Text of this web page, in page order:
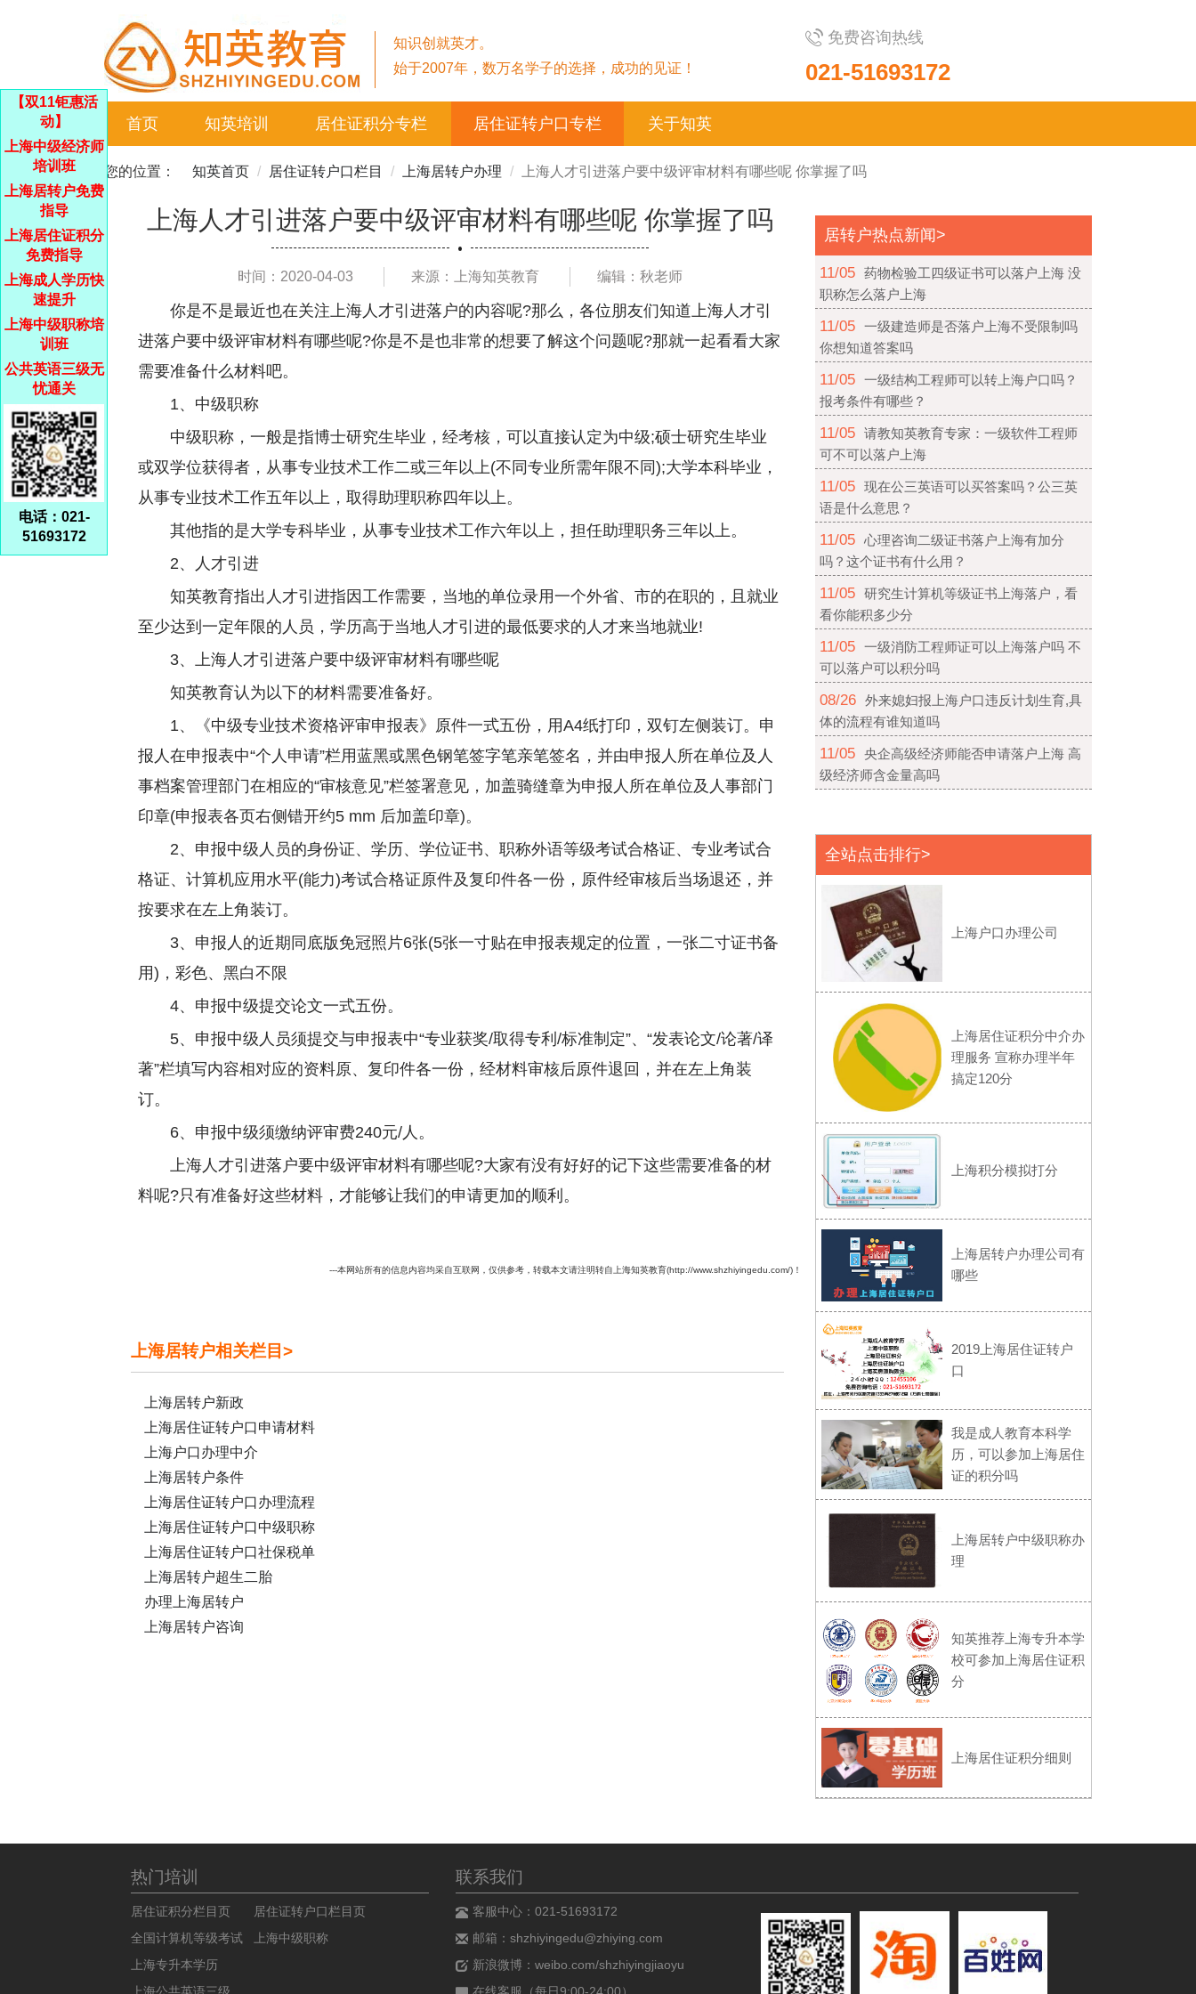
【双11钜惠活
动】
上海中级经济师
培训班
上海居转户免费
指导
上海居住证积分
免费指导
上海成人学历快
速提升
上海中级职称培
训班
公共英语三级无
忧通关
电话：021-
51693172
知识创就英才。
始于2007年，数万名学子的选择，成功的见证！
免费咨询热线
021-51693172
首页 知英培训 居住证积分专栏 居住证转户口专栏 关于知英
您的位置： 知英首页 居住证转户口栏目 上海居转户办理 上海人才引进落户要中级评审材料有哪些呢 你掌握了吗
上海人才引进落户要中级评审材料有哪些呢 你掌握了吗
时间：2020-04-03 来源：上海知英教育 编辑：秋老师
你是不是最近也在关注上海人才引进落户的内容呢?那么，各位朋友们知道上海人才引
进落户要中级评审材料有哪些呢?你是不是也非常的想要了解这个问题呢?那就一起看看大家
需要准备什么材料吧。
1、中级职称
中级职称，一般是指博士研究生毕业，经考核，可以直接认定为中级;硕士研究生毕业
或双学位获得者，从事专业技术工作二或三年以上(不同专业所需年限不同);大学本科毕业，
从事专业技术工作五年以上，取得助理职称四年以上。
其他指的是大学专科毕业，从事专业技术工作六年以上，担任助理职务三年以上。
2、人才引进
知英教育指出人才引进指因工作需要，当地的单位录用一个外省、市的在职的，且就业
至少达到一定年限的人员，学历高于当地人才引进的最低要求的人才来当地就业!
3、上海人才引进落户要中级评审材料有哪些呢
知英教育认为以下的材料需要准备好。
1、《中级专业技术资格评审申报表》原件一式五份，用A4纸打印，双钉左侧装订。申
报人在申报表中“个人申请”栏用蓝黑或黑色钢笔签字笔亲笔签名，并由申报人所在单位及人
事档案管理部门在相应的“审核意见”栏签署意见，加盖骑缝章为申报人所在单位及人事部门
印章(申报表各页右侧错开约5 mm 后加盖印章)。
2、申报中级人员的身份证、学历、学位证书、职称外语等级考试合格证、专业考试合
格证、计算机应用水平(能力)考试合格证原件及复印件各一份，原件经审核后当场退还，并
按要求在左上角装订。
3、申报人的近期同底版免冠照片6张(5张一寸贴在申报表规定的位置，一张二寸证书备
用)，彩色、黑白不限
4、申报中级提交论文一式五份。
5、申报中级人员须提交与申报表中“专业获奖/取得专利/标准制定”、“发表论文/论著/译
著”栏填写内容相对应的资料原、复印件各一份，经材料审核后原件退回，并在左上角装
订。
6、申报中级须缴纳评审费240元/人。
上海人才引进落户要中级评审材料有哪些呢?大家有没有好好的记下这些需要准备的材
料呢?只有准备好这些材料，才能够让我们的申请更加的顺利。
---本网站所有的信息内容均采自互联网，仅供参考，转载本文请注明转自上海知英教育(http://www.shzhiyingedu.com/)！
上海居转户相关栏目>
上海居转户新政
上海居住证转户口申请材料
上海户口办理中介
上海居转户条件
上海居住证转户口办理流程
上海居住证转户口中级职称
上海居住证转户口社保税单
上海居转户超生二胎
办理上海居转户
上海居转户咨询
居转户热点新闻>
11/05 药物检验工四级证书可以落户上海 没
职称怎么落户上海
11/05 一级建造师是否落户上海不受限制吗
你想知道答案吗
11/05 一级结构工程师可以转上海户口吗？
报考条件有哪些？
11/05 请教知英教育专家：一级软件工程师
可不可以落户上海
11/05 现在公三英语可以买答案吗？公三英
语是什么意思？
11/05 心理咨询二级证书落户上海有加分
吗？这个证书有什么用？
11/05 研究生计算机等级证书上海落户，看
看你能积多少分
11/05 一级消防工程师证可以上海落户吗 不
可以落户可以积分吗
08/26 外来媳妇报上海户口违反计划生育,具
体的流程有谁知道吗
11/05 央企高级经济师能否申请落户上海 高
级经济师含金量高吗
全站点击排行>
上海户口办理公司
上海居住证积分中介办
理服务 宣称办理半年
搞定120分
上海积分模拟打分
上海居转户办理公司有
哪些
2019上海居住证转户
口
我是成人教育本科学
历，可以参加上海居住
证的积分吗
上海居转户中级职称办
理
知英推荐上海专升本学
校可参加上海居住证积
分
上海居住证积分细则
热门培训
居住证积分栏目页
全国计算机等级考试
上海专升本学历
居住证转户口栏目页
上海中级职称
联系我们
客服中心：021-51693172
邮箱：shzhiyingedu@zhiying.com
新浪微博：weibo.com/shzhiyingjiaoyu